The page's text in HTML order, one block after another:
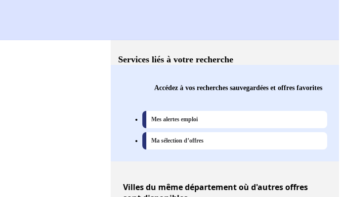
Services liés à votre recherche
Accédez à vos recherches sauvegardées et offres favorites
Mes alertes emploi
Ma sélection d’offres
Villesdu même département où d'autres offres